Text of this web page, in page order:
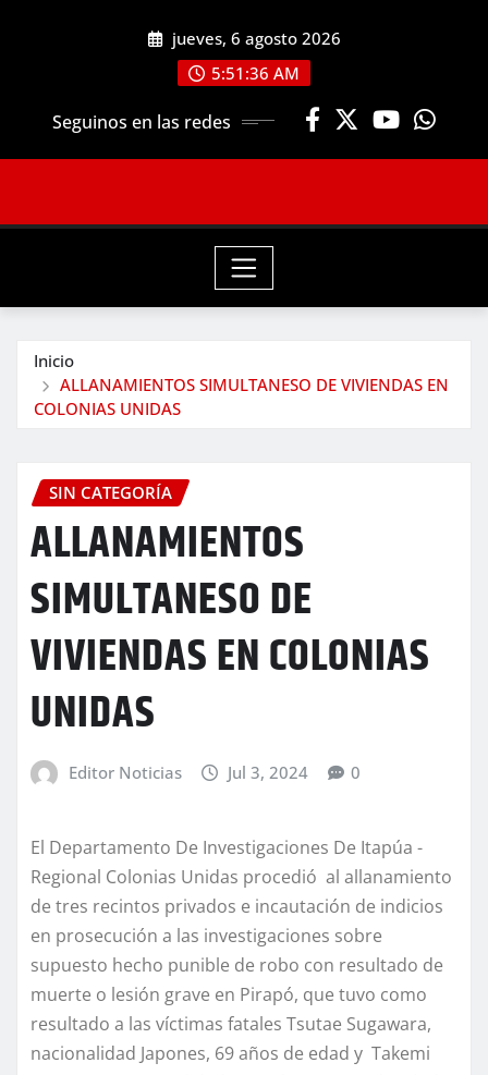
jueves, 6 agosto 2026
5:51:37 AM
Seguinos en las redes
Inicio
ALLANAMIENTOS SIMULTANESO DE VIVIENDAS EN
COLONIAS UNIDAS
SIN CATEGORÍA
ALLANAMIENTOS
SIMULTANESO DE
VIVIENDAS EN COLONIAS
UNIDAS
Editor Noticias Jul 3, 2024 0
El Departamento De Investigaciones De Itapúa -
Regional Colonias Unidas procedió al allanamiento
de tres recintos privados e incautación de indicios
en prosecución a las investigaciones sobre
supuesto hecho punible de robo con resultado de
muerte o lesión grave en Pirapó, que tuvo como
resultado a las víctimas fatales Tsutae Sugawara,
nacionalidad Japones, 69 años de edad y Takemi